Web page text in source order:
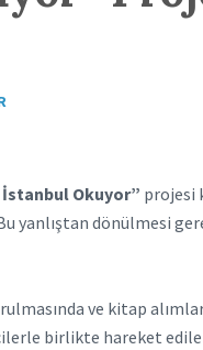
Okuyor” projesi
dönülmesi
ve kitap
birlikte hareket